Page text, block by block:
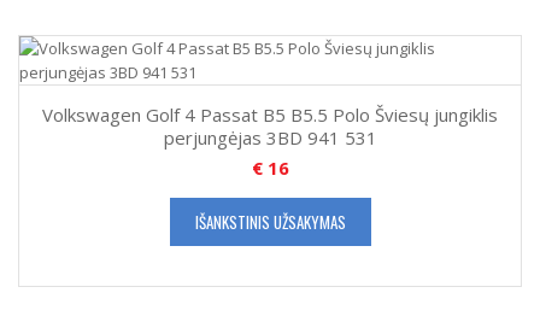
Volkswagen Golf 4 Passat B5 B5.5 Polo Šviesų jungiklis
perjungėjas 3BD 941 531
€16
IŠANKSTINIS UŽSAKYMAS